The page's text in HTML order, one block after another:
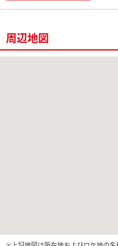
周辺地図